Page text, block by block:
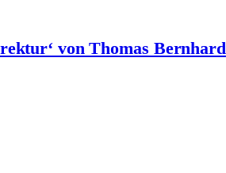
von Thomas Bernhard